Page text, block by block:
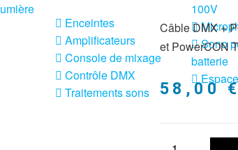
Enceintes
Amplificateurs
Console de mixage
Contrôle DMX
Traitements sons
100V
Sono
batterie
Câble DMX +
et PowerCON
58,00€